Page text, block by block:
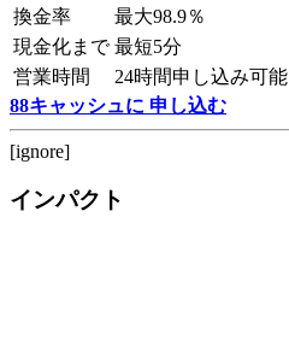
換金率
最大98.9％
現金化まで 最短5分
営業時間
24時間申し込み可能
88キャッシュに 申し込む
[ignore]
インパクト